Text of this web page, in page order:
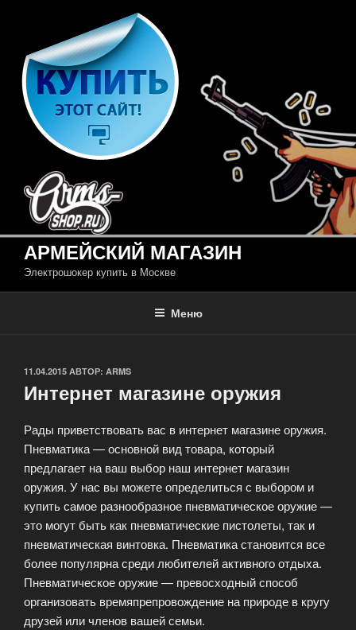
содержимому
АРМЕЙСКИЙ МАГАЗИН
Электрошокер купить в Москве
Меню
ОПУБЛИКОВАНО
11.04.2015 АВТОР: ARMS
Интернет магазине оружия
Рады приветствовать вас в интернет магазине оружия.
Пневматика — основной вид товара, который
предлагает на ваш выбор наш интернет магазин
оружия. У нас вы можете определиться с выбором и
купить самое разнообразное пневматическое оружие —
это могут быть как пневматические пистолеты, так и
пневматическая винтовка. Пневматика становится все
более популярна среди любителей активного отдыха.
Пневматическое оружие — превосходный способ
организовать времяпрепровождение на природе в кругу
друзей или членов вашей семьи.